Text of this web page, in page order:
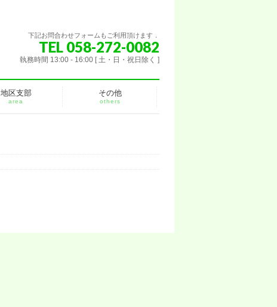
下記お問合わせフォームもご利用頂けます．
TEL 058-272-0082
執務時間 13:00 - 16:00 [ 土・日・祝日除く ]
地区支部
area
その他
others